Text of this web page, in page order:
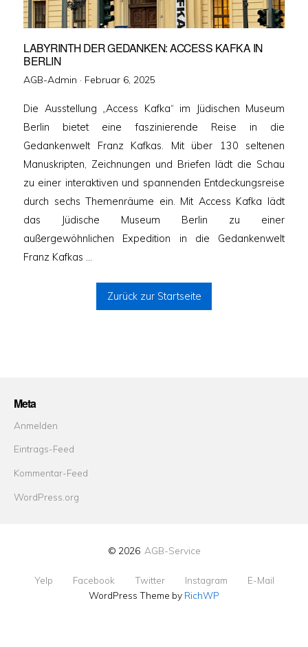
LABYRINTH DER GEDANKEN: ACCESS KAFKA IN
BERLIN
AGB-Admin · Veröffentlicht
Februar 6, 2025
Die Ausstellung „Access Kafka“ im Jüdischen Museum
Berlin bietet eine faszinierende Reise in die
Gedankenwelt Franz Kafkas. Mit über 130 seltenen
Manuskripten, Zeichnungen und Briefen lädt die Schau
zu einer interaktiven und spannenden Entdeckungsreise
durch sechs Themenräume ein. Mit Access Kafka lädt
das Jüdische Museum Berlin zu einer
außergewöhnlichen Expedition in die Gedankenwelt
Franz Kafkas …
Zurück zur Startseite
Meta
Anmelden
Eintrags-Feed
Kommentar-Feed
WordPress.org
© 2026 AGB-Service
Yelp Facebook Twitter Instagram
E-Mail
WordPress Theme by RichWP